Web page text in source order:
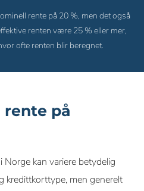
rente på 20 %, men det også
renten være 25 % eller mer,
ofte renten blir beregnet.
rente på
kan variere betydelig
kredittkorttype, men generelt